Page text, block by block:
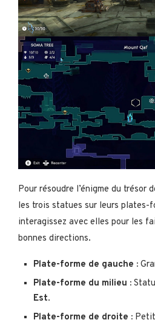
Pour résoudre l’énigme du trésor
les trois statues sur leurs plates-
interagissez avec elles pour les
bonnes directions.
Plate-forme de gauche :
Plate-forme du milieu :
Est.
Plate-forme de droite :